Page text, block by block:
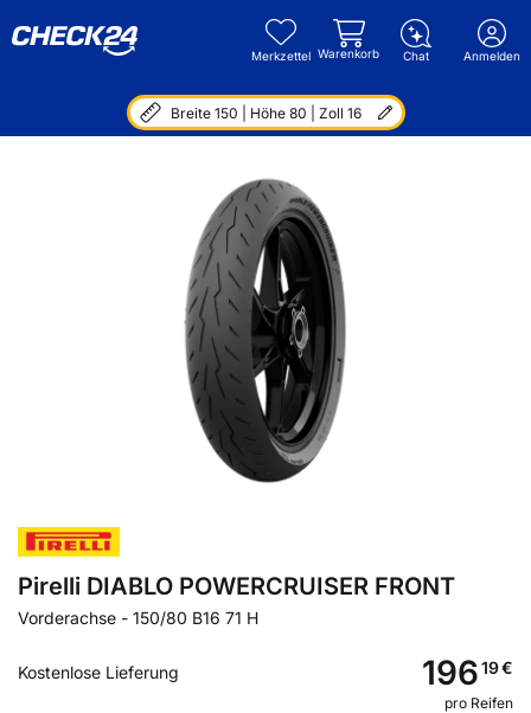
Merkzettel Warenkorb Chat Anmelden
Breite 150 | Höhe 80 | Zoll 16
Pirelli DIABLO POWERCRUISER FRONT
Vorderachse - 150/80 B16 71 H
Kostenlose Lieferung 19619€
pro Reifen